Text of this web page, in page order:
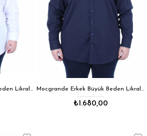
Mocgrande Erkek Büyük Beden Likralı Poplin Gömlek 11354 BEYAZ Mocgrande Erkek Büyük Beden Likralı Poplin Gömlek 11354 LACIVERT
₺1.680,00